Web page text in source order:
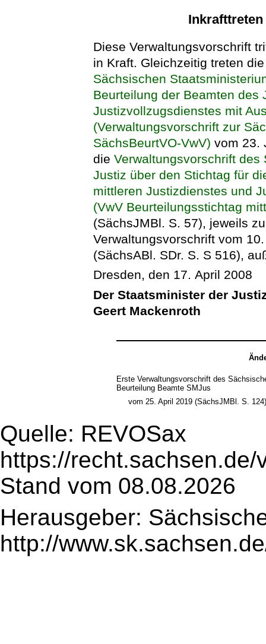
Diese Verwaltungsvorschrift
in Kraft. Gleichzeitig treten
Sächsischen
Beurteilung der Beamten des
Justizvollzugsdienstes mit
(Verwaltungsvorschrift zur
SächsBeurtVO-VwV) vom 23.
dieVerwaltungsvorschrift
Justiz über den Stichtag für
mittleren Justizdienstes und
(VwV Beurteilungsstichtag
(SächsJMBl. S. 57), jeweils
Verwaltungsvorschrift vom
(SächsABl. SDr. S. S 516),
Dresden, den 17. April 2008
Der Staatsminister der
Geert Mackenroth
Erste Verwaltungsvorschrift des
Beurteilung Beamte SMJus
vom 25. April 2019 (SächsJMBl. S. 124)
Quelle: REVOSax
https://
Stand vom 08.08.2026
Herausgeber:
http://